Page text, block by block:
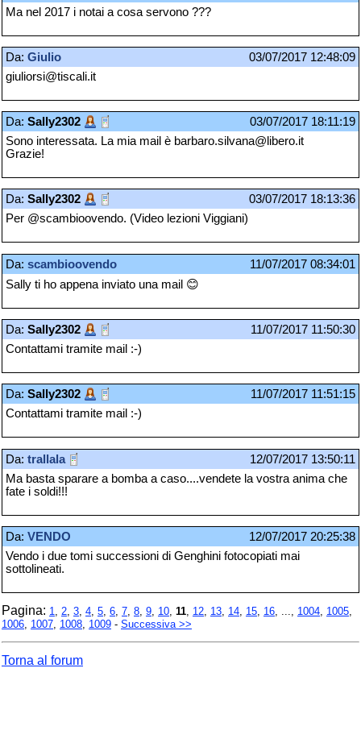
Ma nel 2017 i notai a cosa servono ???
Da: Giulio
03/07/2017 12:48:09
giuliorsi@tiscali.it
Da: Sally2302
03/07/2017 18:11:19
Sono interessata. La mia mail è barbaro.silvana@libero.it
Grazie!
Da: Sally2302
03/07/2017 18:13:36
Per @scambioovendo. (Video lezioni Viggiani)
Da: scambioovendo
11/07/2017 08:34:01
Sally ti ho appena inviato una mail 😊
Da: Sally2302
11/07/2017 11:50:30
Contattami tramite mail :-)
Da: Sally2302
11/07/2017 11:51:15
Contattami tramite mail :-)
Da: trallala
12/07/2017 13:50:11
Ma basta sparare a bomba a caso....vendete la vostra anima che
fate i soldi!!!
Da: VENDO
12/07/2017 20:25:38
Vendo i due tomi successioni di Genghini fotocopiati mai
sottolineati.
Pagina: 1, 2, 3, 4, 5, 6, 7, 8, 9, 10, 11, 12, 13, 14, 15, 16, ..., 1004, 1005,
1006, 1007, 1008, 1009 - Successiva >>
Torna al forum